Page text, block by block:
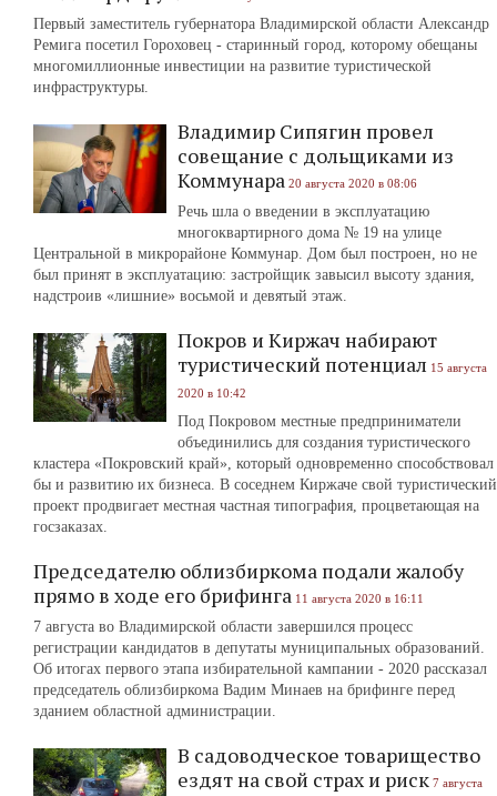
Первый заместитель губернатора Владимирской области Александр
Ремига посетил Гороховец - старинный город, которому обещаны
многомиллионные инвестиции на развитие туристической
инфраструктуры.
Владимир Сипягин провел
совещание с дольщиками из
Коммунара 20 августа 2020 в 08:06
Речь шла о введении в эксплуатацию
многоквартирного дома № 19 на улице
Центральной в микрорайоне Коммунар. Дом был построен, но не
был принят в эксплуатацию: застройщик завысил высоту здания,
надстроив «лишние» восьмой и девятый этаж.
Покров и Киржач набирают
туристический потенциал 15 августа
2020 в 10:42
Под Покровом местные предприниматели
объединились для создания туристического
кластера «Покровский край», который одновременно способствовал
бы и развитию их бизнеса. В соседнем Киржаче свой туристический
проект продвигает местная частная типография, процветающая на
госзаказах.
Председателю облизбиркома подали жалобу
прямо в ходе его брифинга 11 августа 2020 в 16:11
7 августа во Владимирской области завершился процесс
регистрации кандидатов в депутаты муниципальных образований.
Об итогах первого этапа избирательной кампании - 2020 рассказал
председатель облизбиркома Вадим Минаев на брифинге перед
зданием областной администрации.
В садоводческое товарищество
ездят на свой страх и риск 7 августа